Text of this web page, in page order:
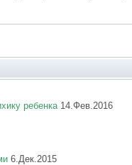
ребенка 14.Фев.2016
6.Дек.2015